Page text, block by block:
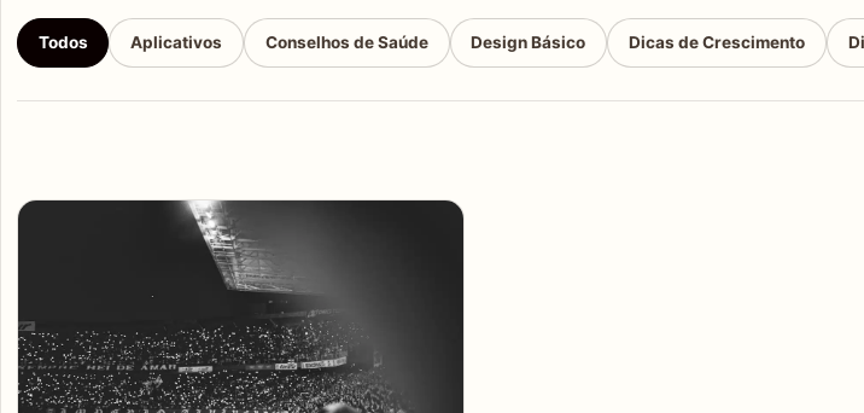
Todos Aplicativos Conselhos de Saúde Design Básico Dicas de Crescimento
Articles